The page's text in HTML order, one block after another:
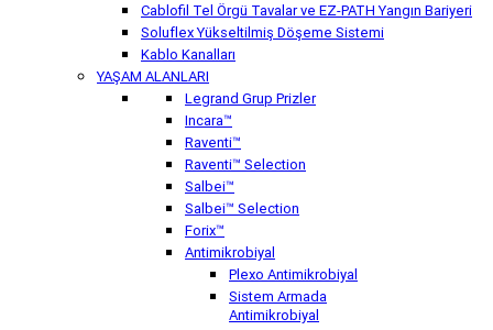
Cablofil Tel Örgü Tavalar ve EZ-PATH Yangın Bariyeri
Soluflex Yükseltilmiş Döşeme Sistemi
Kablo Kanalları
YAŞAM ALANLARI
Legrand Grup Prizler
Incara™
Raventi™
Raventi™ Selection
Salbei™
Salbei™ Selection
Forix™
Antimikrobiyal
Plexo Antimikrobiyal
Sistem Armada
Antimikrobiyal